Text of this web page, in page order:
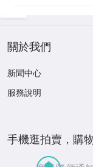
關於我們
新聞中心
服務說明
手機逛拍賣，購